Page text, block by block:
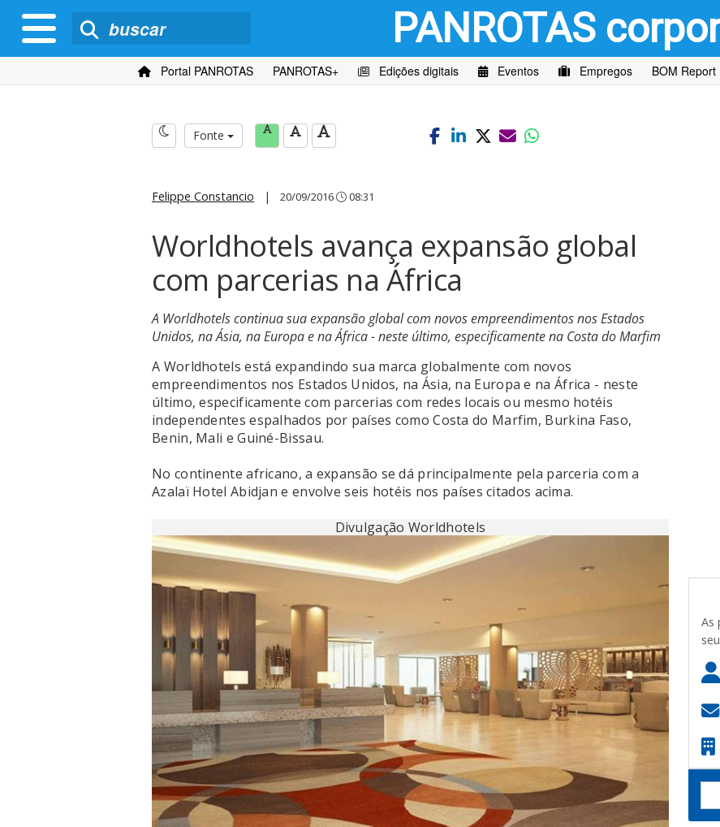
PANROTAS
Portal PANROTAS PANROTAS+ Edições digitais Eventos Empregos BOM Report
Fonte
Felippe Constancio | 20/09/2016 08:31
Worldhotels avança expansão global
com parcerias na África
A Worldhotels continua sua expansão global com novos empreendimentos nos Estados
Unidos, na Ásia, na Europa e na África - neste último, especificamente na Costa do Marfim
A Worldhotels está expandindo sua marca globalmente com novos
empreendimentos nos Estados Unidos, na Ásia, na Europa e na África - neste
último, especificamente com parcerias com redes locais ou mesmo hotéis
independentes espalhados por países como Costa do Marfim, Burkina Faso,
Benin, Mali e Guiné-Bissau.
No continente africano, a expansão se dá principalmente pela parceria com a
Azalaï Hotel Abidjan e envolve seis hotéis nos países citados acima.
Divulgação Worldhotels
As